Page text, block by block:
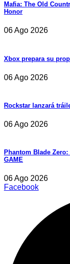
Mafia: The Old
Honor
06 Ago 2026
Xbox prepara su
06 Ago 2026
Rockstar lanzará
06 Ago 2026
Phantom Blade
GAME
06 Ago 2026
Facebook